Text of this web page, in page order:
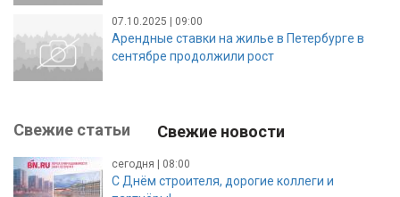
07.10.2025 | 09:00
Арендные ставки на жилье в Петербурге в
сентябре продолжили рост
Свежие статьи Свежие новости
сегодня | 08:00
С Днём строителя, дорогие коллеги и